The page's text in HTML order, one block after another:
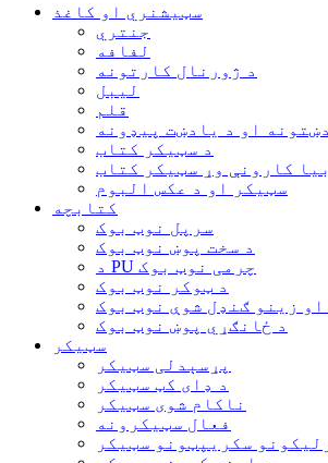
سټیشنري او کاغذ
جنتري
لفافه
د ژورنال کارتونه
لیبل
قلم
او د یادښت پیډونه
د سټیکر کتاب
کارونې وړ سټیکر کتاب
سټیکر او د عکس البوم
کتابچه
سرپل نوټ بوک
د سخت پوښ نوټ بوک
د PU چرمی نوټ بوک
د ټوکر نوټ بوک
او زینو ګنډل شوې نوټ بوک
د ځانګړي پوښ نوټ بوک
سټیکر
پړسېدلی سټیکر
د ډای کټ سټیکر
ناکام شوی سټیکر
فعال سټیکرونه
سکریپټونو سټیکر